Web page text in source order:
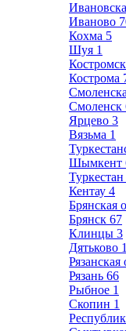
Иваново
Кохма 5
Шуя 1
Кострома
Смоленск
Ярцево 3
Вязьма 1
Шымкент
Туркестан
Кентау 4
Брянская
Брянск 67
Клинцы 3
Дятьково 1
Рязанская
Рязань 66
Рыбное 1
Скопин 1